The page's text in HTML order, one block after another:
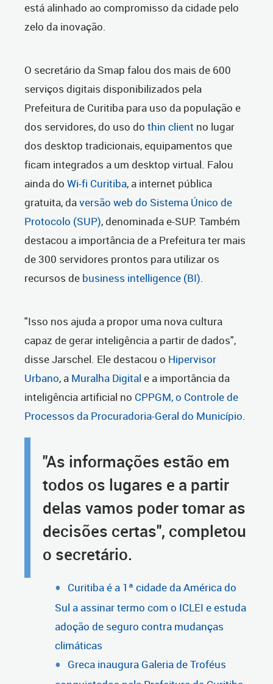
está alinhado ao compromisso da cidade pelo
zelo da inovação.
O secretário da Smap falou dos mais de 600
serviços digitais disponibilizados pela
Prefeitura de Curitiba para uso da população e
dos servidores, do uso do thin client no lugar
dos desktop tradicionais, equipamentos que
ficam integrados a um desktop virtual. Falou
ainda do Wi-fi Curitiba, a internet pública
gratuita, daversão web do Sistema Único de
Protocolo (SUP), denominada e-SUP. Também
destacou a importância de a Prefeitura ter mais
de 300 servidores prontos para utilizar os
recursos de business intelligence (BI).
"Isso nos ajuda a propor uma nova cultura
capaz de gerar inteligência a partir de dados",
disse Jarschel. Ele destacou o Hipervisor
Urbano, a Muralha Digital e a importância da
inteligência artificial no CPPGM, o Controle de
Processos da Procuradoria-Geral do Município.
"As informações estão em
todos os lugares e a partir
delas vamos poder tomar as
decisões certas", completou
o secretário.
Curitiba é a 1ª cidade da América do
Sul a assinar termo com o ICLEI e estuda
adoção de seguro contra mudanças
climáticas
Greca inaugura Galeria de Troféus